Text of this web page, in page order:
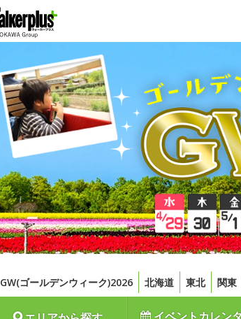
GW(ゴールデンウィーク)2026 北海道 東北 関東